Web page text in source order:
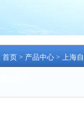
首页 > 产品中心 > 上海